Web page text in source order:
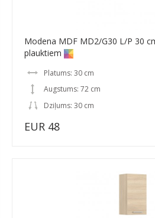
Modena MDF MD2/G30 L/P 30
plauktiem
Platums: 30 cm
Augstums: 72 cm
Dziļums: 30 cm
EUR 48